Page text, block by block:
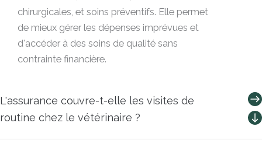
chirurgicales, et soins préventifs. Elle permet
de mieux gérer les dépenses imprévues et
d'accéder à des soins de qualité sans
contrainte financière.
L'assurance couvre-t-elle les visites de
routine chez le vétérinaire ?